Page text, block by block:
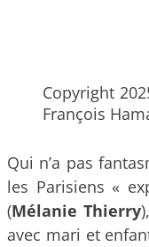
Copyright
François
Qui n’a pas
les Parisiens «
(Mélanie Thierry
avec mari et